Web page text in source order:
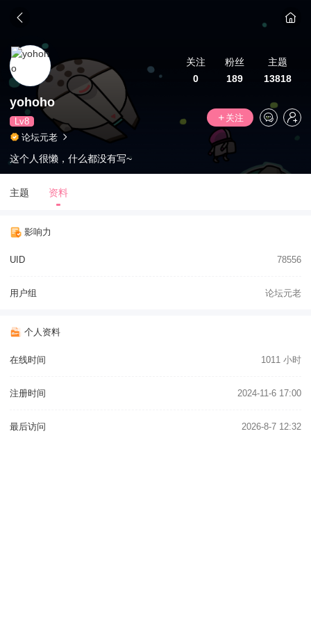
关注
0
粉丝
189
主题
13818
yohoho
Lv8
关注
论坛元老
这个人很懒，什么都没有写~
主题 资料
影响力
UID 78556
用户组 论坛元老
个人资料
在线时间 1011 小时
注册时间 2024-11-6 17:00
最后访问 2026-8-7 12:32